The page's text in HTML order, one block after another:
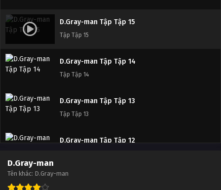
D.Gray-man Tập Tập 15
Tập Tập 15
D.Gray-man Tập Tập 14
Tập Tập 14
D.Gray-man Tập Tập 13
Tập Tập 13
D.Gray-man Tập Tập 12
D.Gray-man
Tên khác: D.Gray-man